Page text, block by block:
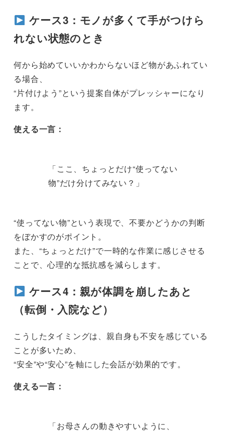
ケース3：モノが多くて手がつけら
れない状態のとき
何から始めていいかわからないほど物があふれてい
る場合、
“片付けよう”という提案自体がプレッシャーになり
ます。
使える一言：
「ここ、ちょっとだけ“使ってない
物”だけ分けてみない？」
“使ってない物”という表現で、不要かどうかの判断
をぼかすのがポイント。
また、“ちょっとだけ”で一時的な作業に感じさせる
ことで、心理的な抵抗感を減らします。
ケース4：親が体調を崩したあと
（転倒・入院など）
こうしたタイミングは、親自身も不安を感じている
ことが多いため、
“安全”や“安心”を軸にした会話が効果的です。
使える一言：
「お母さんの動きやすいように、